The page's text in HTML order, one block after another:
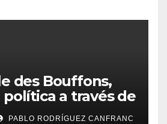
des Bouffons,
a través de
PABLO RODRÍGUEZ CANFRANC